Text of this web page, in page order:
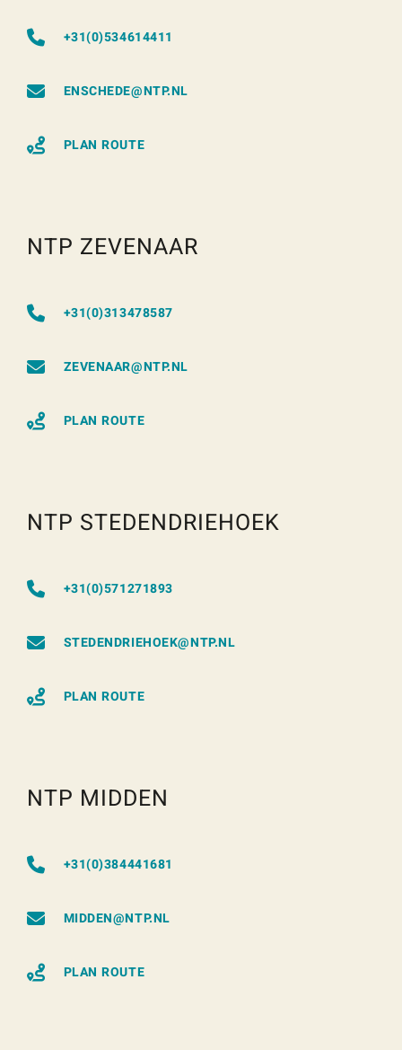
+31(0)534614411
ENSCHEDE@NTP.NL
PLAN ROUTE
NTP ZEVENAAR
+31(0)313478587
ZEVENAAR@NTP.NL
PLAN ROUTE
NTP STEDENDRIEHOEK
+31(0)571271893
STEDENDRIEHOEK@NTP.NL
PLAN ROUTE
NTP MIDDEN
+31(0)384441681
MIDDEN@NTP.NL
PLAN ROUTE